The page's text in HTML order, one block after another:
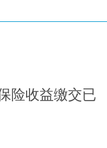
险收益缴交已